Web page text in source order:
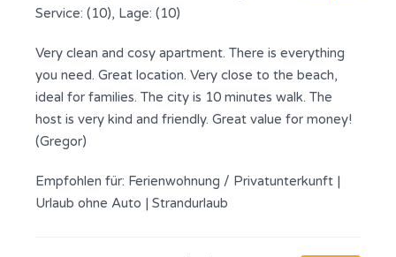
Service: (10), Lage: (10)
Very clean and cosy apartment. There is everything
you need. Great location. Very close to the beach,
ideal for families. The city is 10 minutes walk. The
host is very kind and friendly. Great value for money!
(Gregor)
Empfohlen für: Ferienwohnung / Privatunterkunft |
Urlaub ohne Auto | Strandurlaub